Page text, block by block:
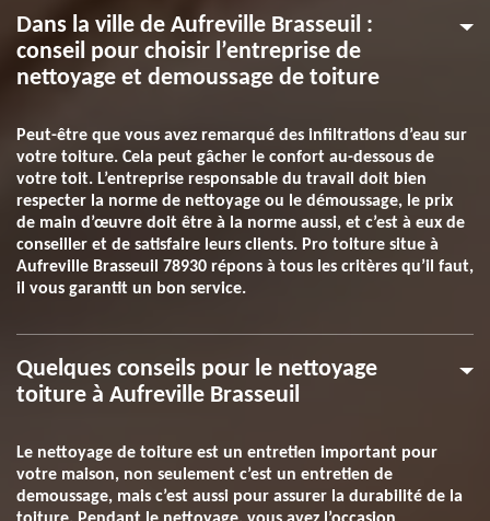
Dans la ville de Aufreville Brasseuil :
conseil pour choisir l’entreprise de
nettoyage et demoussage de toiture
Peut-être que vous avez remarqué des infiltrations d’eau sur
votre toiture. Cela peut gâcher le confort au-dessous de
votre toit. L’entreprise responsable du travail doit bien
respecter la norme de nettoyage ou le démoussage, le prix
de main d’œuvre doit être à la norme aussi, et c’est à eux de
conseiller et de satisfaire leurs clients. Pro toiture situe à
Aufreville Brasseuil 78930 répons à tous les critères qu’il faut,
il vous garantit un bon service.
Quelques conseils pour le nettoyage
toiture à Aufreville Brasseuil
Le nettoyage de toiture est un entretien important pour
votre maison, non seulement c’est un entretien de
demoussage, mais c’est aussi pour assurer la durabilité de la